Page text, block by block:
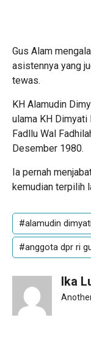
Gus Alam
asistennya yang
tewas.
KH Alamudin
ulama KH
Fadllu Wal
Desember 1980.
Ia pernah
kemudian terpilih
#alamudin
#anggota dpr ri
Ika